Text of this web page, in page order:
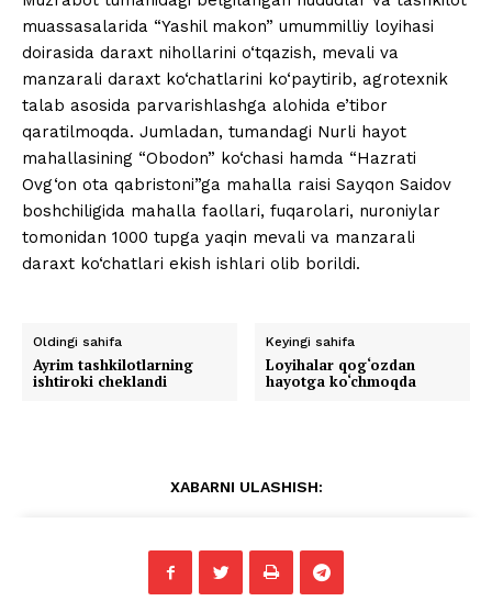
muassasalarida “Yashil makon” umummilliy loyihasi
doirasida daraxt nihollarini o‘tqazish, mevali va
manzarali daraxt ko‘chatlarini ko‘paytirib, agrotexnik
talab asosida parvarishlashga alohida e’tibor
qaratilmoqda. Jumladan, tumandagi Nurli hayot
mahallasining “Obodon” ko‘chasi hamda “Hazrati
Ovg‘on ota qabristoni”ga mahalla raisi Sayqon Saidov
boshchiligida mahalla faollari, fuqarolari, nuroniylar
tomonidan 1000 tupga yaqin mevali va manzarali
daraxt ko‘chatlari ekish ishlari olib borildi.
Oldingi sahifa
Ayrim tashkilotlarning
ishtiroki cheklandi
Keyingi sahifa
Loyihalar qog‘ozdan
hayotga ko‘chmoqda
XABARNI ULASHISH: